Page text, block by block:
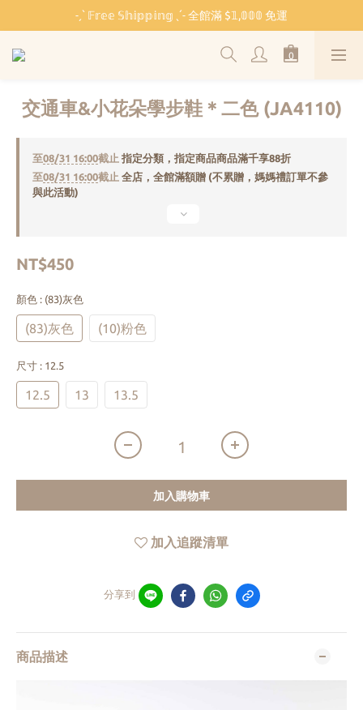
˗ˏˋ 𝔽𝕣𝕖𝕖 𝕊𝕙𝕚𝕡𝕡𝕚𝕟𝕘 ˎˊ˗ 全館滿 $𝟙,𝟘𝟘𝟘 免運
˗ˏˋ 𝔽𝕣𝕖𝕖 𝕊𝕙𝕚𝕡𝕡𝕚𝕟𝕘 ˎˊ˗ 全館滿 $𝟙,𝟘𝟘𝟘 免運
🏫 開學必備 ⸜ 四合一睡袋組 ⸝ 限時 $𝟐𝟔𝟖𝟎
˗ˏˋ 𝔽𝕣𝕖𝕖 𝕊𝕙𝕚𝕡𝕡𝕚𝕟𝕘 ˎˊ˗ 全館滿 $𝟙,𝟘𝟘𝟘 免運
交通車&小花朵學步鞋＊二色 (JA4110)
至08/31 16:00截止 指定分類，指定商品商品滿千享88折
至08/31 16:00截止 全店，全館滿額贈 (不累贈，媽媽禮訂單不參
與此活動)
NT$450
顏色 : (83)灰色
(83)灰色 (10)粉色
尺寸 : 12.5
12.5 13 13.5
加入購物車
加入追蹤清單
分享到
商品描述